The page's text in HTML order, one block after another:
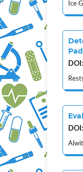
Ice
DOI:
DOI: